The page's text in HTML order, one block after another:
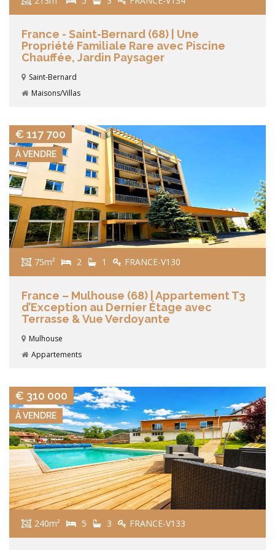
France - Saint-Bernard (68) | Une
Propriété Familiale Rare avec Piscine
Chauffée, Jardin Paysager
Saint-Bernard
Maisons/Villas
€ 117 700
À VENDRE
75m² 2 1 FRANCE-V130
France – Mulhouse (68) | Appartement T3
d’Exception au Dernier Étage avec
Terrasse & Vue Verdoyante
Mulhouse
Appartements
€ 310 000
À VENDRE
240m² 5 3 FRANCE-V133